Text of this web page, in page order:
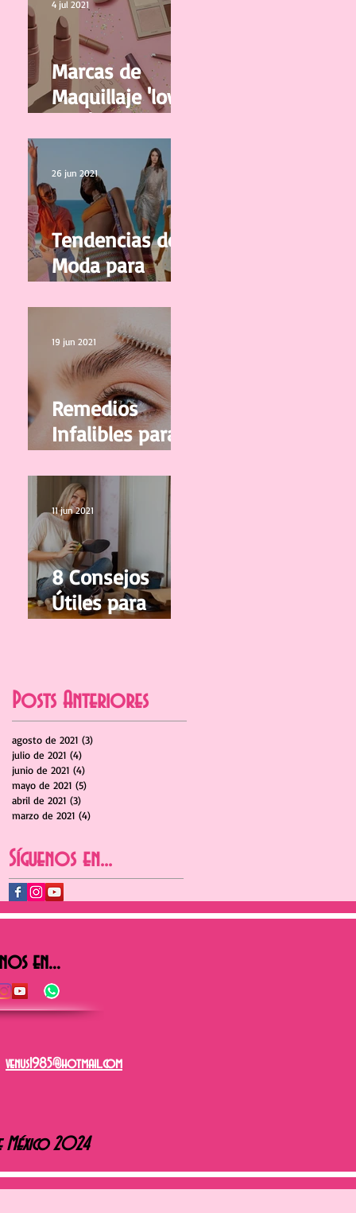
Marcas de
Maquillaje 'low
cost' y de buena
calidad
4 jul 2021
Tendencias de
Moda para
Mujer
Primavera/Vera
no 2021
26 jun 2021
Remedios
Infalibles para
que tus Cejas
vuelvan a
Crecer
19 jun 2021
8 Consejos
Útiles para
cuidar y limpiar
11 jun 2021
Posts Anteriores
agosto de 2021 (3)
julio de 2021 (4)
junio de 2021 (4)
mayo de 2021 (5)
abril de 2021 (3)
marzo de 2021 (4)
Síguenos en...
en...
venus1985@hotmail.com
México 2024